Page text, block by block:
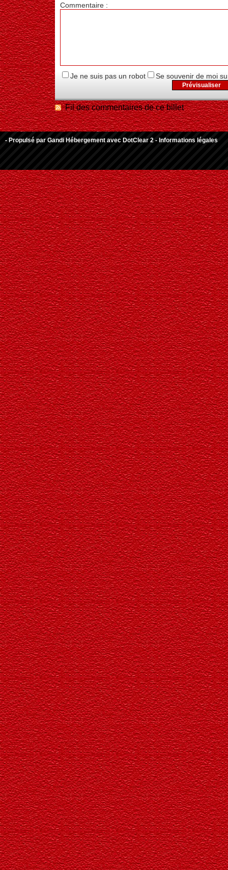
Commentaire :
Je ne suis pas un robot Se souvenir de moi
Fil des commentaires de ce billet
- Propulsé par Gandi Hébergement avec DotClear 2 - Informations légales